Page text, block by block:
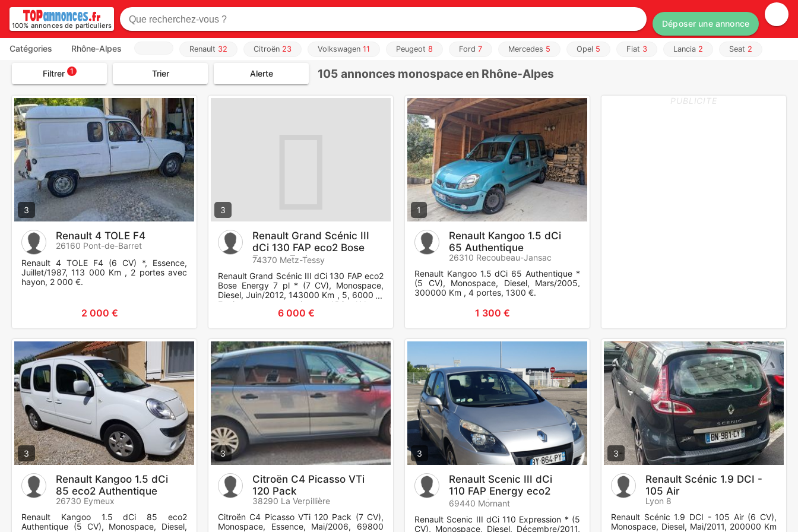
100% annonces de particuliers Déposer une annonce
Catégories Rhône-Alpes Renault 32 Citroën 23 Volkswagen 11 Peugeot 8 Ford 7 Mercedes 5 Opel 5 Fiat 3 Lancia 2 Seat 2
Filtrer 1 Trier Alerte 105 annonces monospace en Rhône-Alpes
3
Renault 4 TOLE F4
26160 Pont-de-Barret
Renault 4 TOLE F4 (6 CV) *, Essence,
Juillet/1987, 113 000 Km , 2 portes avec
hayon, 2 000 €.
2 000 €
3
Renault Grand Scénic III
dCi 130 FAP eco2 Bose
Energy 7 pl
74370 Metz-Tessy
Renault Grand Scénic III dCi 130 FAP eco2
Bose Energy 7 pl * (7 CV), Monospace,
Diesel, Juin/2012, 143000 Km , 5, 6000 €.
Equipements et options : ABS, Airbags
frontaux + latéraux6 000 €
1
Renault Kangoo 1.5 dCi
65 Authentique
26310 Recoubeau-Jansac
Renault Kangoo 1.5 dCi 65 Authentique *
(5 CV), Monospace, Diesel, Mars/2005,
300000 Km , 4 portes, 1300 €.
1 300 €
PUBLICITE
3
Renault Kangoo 1.5 dCi
85 eco2 Authentique
26730 Eymeux
Renault Kangoo 1.5 dCi 85 eco2
Authentique (5 CV), Monospace, Diesel,
3
Citroën C4 Picasso VTi
120 Pack
38290 La Verpillière
Citroën C4 Picasso VTi 120 Pack (7 CV),
Monospace, Essence, Mai/2006, 69800
3
Renault Scenic III dCi
110 FAP Energy eco2
Authentique
69440 Mornant
Renault Scenic III dCi 110 Expression * (5
CV), Monospace, Diesel, Décembre/2011,
3
Renault Scénic 1.9 DCI -
105 Air
Lyon 8
Renault Scénic 1.9 DCI - 105 Air (6 CV),
Monospace, Diesel, Mai/2011, 200000 Km